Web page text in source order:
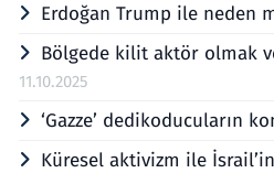
Erdoğan Trump ile neden
Bölgede kilit aktör olmak
11.10.2025
‘Gazze’ dedikoducuların
Küresel aktivizm ile